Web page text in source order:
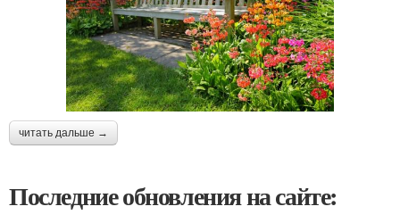
читать дальше →
Последние обновления на сайте: